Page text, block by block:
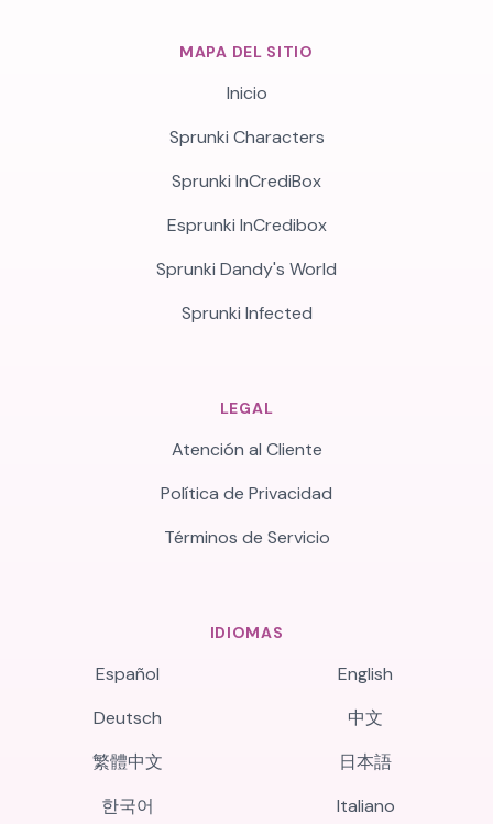
MAPA DEL SITIO
Inicio
Sprunki Characters
Sprunki InCrediBox
Esprunki InCredibox
Sprunki Dandy's World
Sprunki Infected
LEGAL
Atención al Cliente
Política de Privacidad
Términos de Servicio
IDIOMAS
Español
English
Deutsch
中文
繁體中文
日本語
한국어
Italiano